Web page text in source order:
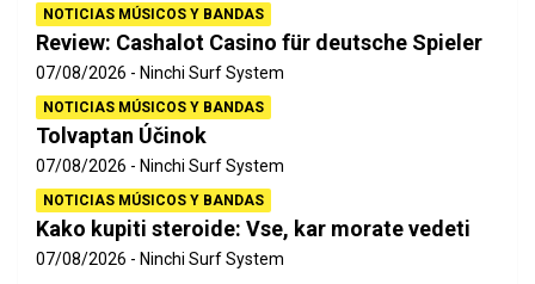
NOTICIAS MÚSICOS Y BANDAS
Review: Cashalot Casino für deutsche Spieler
07/08/2026 Ninchi Surf System
NOTICIAS MÚSICOS Y BANDAS
Tolvaptan Účinok
07/08/2026 Ninchi Surf System
NOTICIAS MÚSICOS Y BANDAS
Kako kupiti steroide: Vse, kar morate vedeti
07/08/2026 Ninchi Surf System